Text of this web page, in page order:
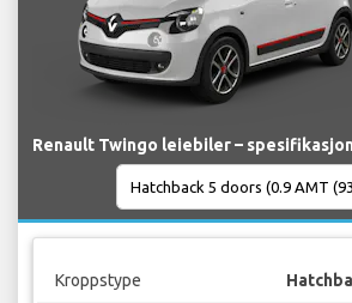
Renault Twingo leiebiler –
Kroppstype